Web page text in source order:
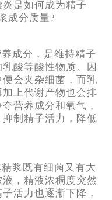
是如何成为精子
成分质量?
成分，是维持精子
酸等酸性物质。因
会夹杂细菌，而乳
上代谢产物也会排
营养成分和氧气，
制精子活力，降低
浆既有细菌又有大
，精液浓稠度突然
活力也逐渐下降，